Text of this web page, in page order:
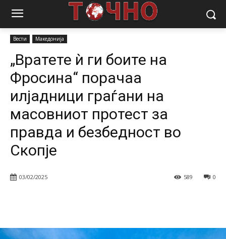
Почетна
„Вратете ѝ ги боите на Фросина“ порачаа
Вести Македонија
„Вратете ѝ ги боите на
Фросина“ порачаа
илјадници граѓани на
масовниот протест за
правда и безбедност во
Скопје
03/02/2025 0
589